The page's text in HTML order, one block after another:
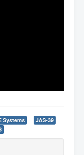
Systems
JAS-39